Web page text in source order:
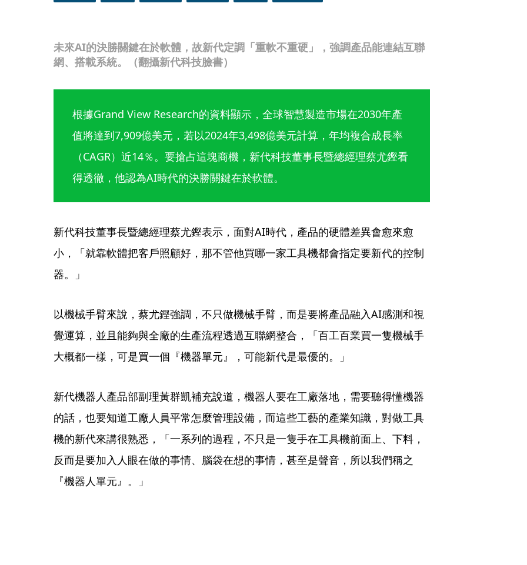
未來AI的決勝關鍵在於軟體，故新代定調「重軟不重硬」，強調產品能連結互聯
網、搭載系統。（翻攝新代科技臉書）
根據Grand View Research的資料顯示，全球智慧製造市場在2030年產
值將達到7,909億美元，若以2024年3,498億美元計算，年均複合成長率
（CAGR）近14％。要搶占這塊商機，新代科技董事長暨總經理蔡尤鏗看
得透徹，他認為AI時代的決勝關鍵在於軟體。
新代科技董事長暨總經理蔡尤鏗表示，面對AI時代，產品的硬體差異會愈來愈
小，「就靠軟體把客戶照顧好，那不管他買哪一家工具機都會指定要新代的控制
器。」
以機械手臂來說，蔡尤鏗強調，不只做機械手臂，而是要將產品融入AI感測和視
覺運算，並且能夠與全廠的生產流程透過互聯網整合，「百工百業買一隻機械手
大概都一樣，可是買一個『機器單元』，可能新代是最優的。」
新代機器人產品部副理黃群凱補充說道，機器人要在工廠落地，需要聽得懂機器
的話，也要知道工廠人員平常怎麼管理設備，而這些工藝的產業知識，對做工具
機的新代來講很熟悉，「一系列的過程，不只是一隻手在工具機前面上、下料，
反而是要加入人眼在做的事情、腦袋在想的事情，甚至是聲音，所以我們稱之
『機器人單元』。」